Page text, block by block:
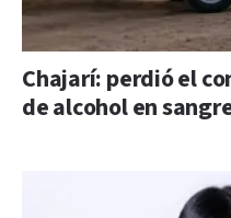
Chajarí: perdió el
de alcohol en